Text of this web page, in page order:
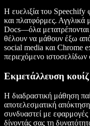
Η ευελιξία του Speechify
και πλατφόρμες. Αγγλικά
Docs—όλα μετατρέπονται
θέλουν να μάθουν έξω
social media και Chrome
περιεχόμενο
Εκμετάλλευση
Η διαδραστική μάθηση
αποτελεσματική
συνδυαστεί με
δίνοντάς σας τη